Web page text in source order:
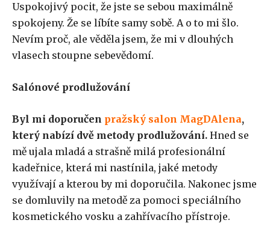
Uspokojivý pocit, že jste se sebou maximálně
spokojeny. Že se líbíte samy sobě. A o to mi šlo.
Nevím proč, ale věděla jsem, že mi v dlouhých
vlasech stoupne sebevědomí.
Salónové prodlužování
Byl mi doporučen pražský salon MagDAlena,
který nabízí dvě metody prodlužování. Hned se
mě ujala mladá a strašně milá profesionální
kadeřnice, která mi nastínila, jaké metody
využívají a kterou by mi doporučila. Nakonec jsme
se domluvily na metodě za pomoci speciálního
kosmetického vosku a zahřívacího přístroje.